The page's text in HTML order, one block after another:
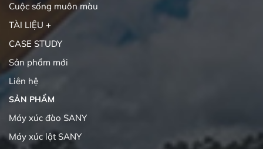
Cuộc sống muôn màu
TÀI LIỆU +
CASE STUDY
Sản phẩm mới
Liên hệ
SẢN PHẨM
Máy xúc đào SANY
Máy xúc lật SANY